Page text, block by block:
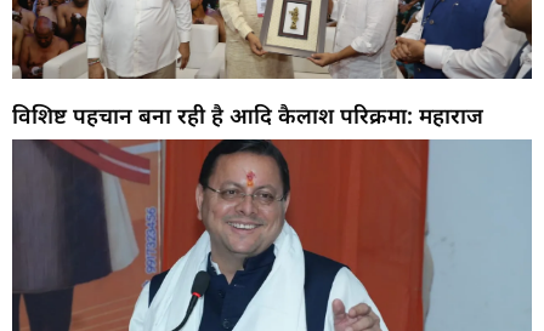
विशिष्ट पहचान बना रही है आदि कैलाश परिक्रमा: महाराज